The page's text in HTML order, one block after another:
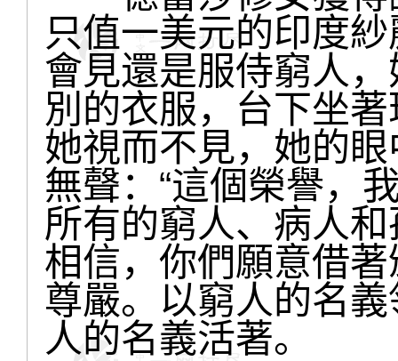
只值一美元的印度
會見還是服侍窮人
別的衣服，台下坐
她視而不見，她的
無聲：“這個榮譽，
所有的窮人、病人
相信，你們願意借
尊嚴。以窮人的名
人的名義活著。